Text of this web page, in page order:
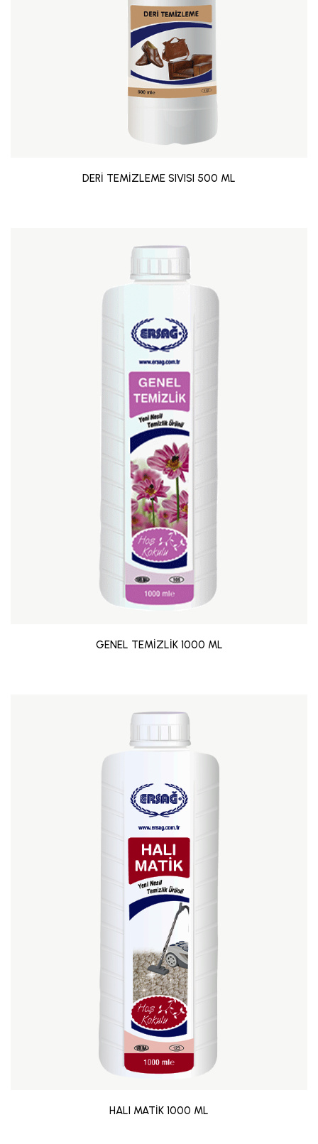
DERİ TEMİZLEME SIVISI 500 ML
GENEL TEMİZLİK 1000 ML
HALI MATİK 1000 ML